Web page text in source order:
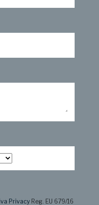
Privacy Reg. EU 679/16